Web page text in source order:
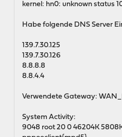
kernel: hn0: unknown status
Habe folgende DNS Server
139.7.30.125
139.7.30.126
8.8.8.8
8.8.4.4
Verwendete Gateway:
System Activity:
9048 root 20 0 46204K